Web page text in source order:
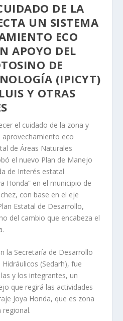
DE LA
UN SISTEMA
ECO
APOYO DEL
DE
(IPICYT)
Y OTRAS
el cuidado de la zona y
eco
de Áreas Naturales
el nuevo Plan de Manejo
de Interés estatal
Honda” en el municipio de
con base en el eje
Estatal de Desarrollo,
del cambio que encabeza el
la Secretaría de Desarrollo
(Sedarh), fue
y los integrantes, un
que regirá las actividades
Joya Honda, que es zona